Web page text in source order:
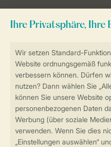
Sicher und schnell zur
Sichere
Sicheres Bezahlen